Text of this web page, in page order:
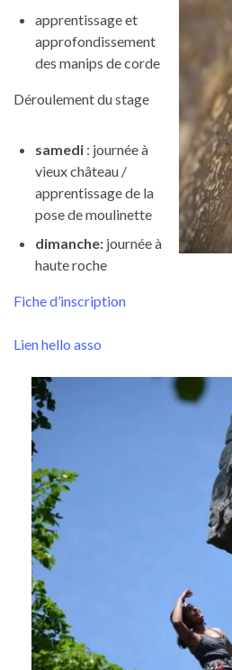
apprentissage et
approfondissement
des manips de corde
Déroulement du stage
samedi : journée à
vieux château /
apprentissage de la
pose de moulinette
dimanche: journée à
haute roche
Fiche d’inscription
Lien hello asso